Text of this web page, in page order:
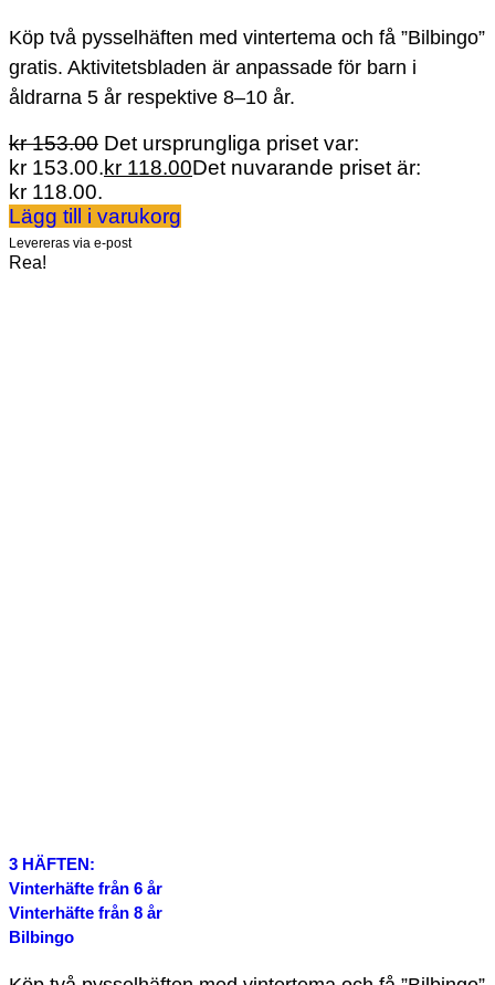
Köp två pysselhäften med vintertema och få ”Bilbingo”
gratis. Aktivitetsbladen är anpassade för barn i
åldrarna 5 år respektive 8–10 år.
kr153.00 Det ursprungliga priset var:
kr 153.00.kr 118.00Det nuvarande priset är:
kr 118.00.
Lägg till i varukorg
Levereras via e-post
Rea!
3 HÄFTEN:
Vinterhäfte från 6 år
Vinterhäfte från 8 år
Bilbingo